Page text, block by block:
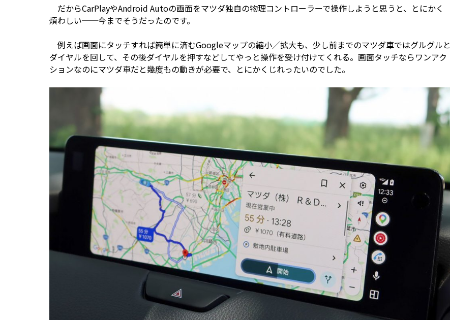
だからCarPlayやAndroid Autoの画面をマツダ独自の物理コントローラーで操作しようと思うと、とにかく
煩わしい──今までそうだったのです。
例えば画面にタッチすれば簡単に済むGoogleマップの縮小／拡大も、少し前までのマツダ車ではグルグルと
ダイヤルを回して、その後ダイヤルを押すなどしてやっと操作を受け付けてくれる。画面タッチならワンアク
ションなのにマツダ車だと幾度もの動きが必要で、とにかくじれったいのでした。